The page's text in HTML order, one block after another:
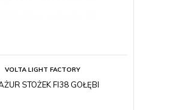
VOLTA LIGHT FACTORY
STOŻEK FI38 GOŁĘBI